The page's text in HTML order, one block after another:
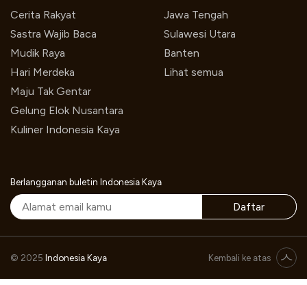
Cerita Rakyat
Sastra Wajib Baca
Mudik Raya
Hari Merdeka
Maju Tak Gentar
Gelung Elok Nusantara
Kuliner Indonesia Kaya
Jawa Tengah
Sulawesi Utara
Banten
Lihat semua
Berlangganan buletin Indonesia Kaya
Daftar
© 2025 Indonesia Kaya Kembali ke atas